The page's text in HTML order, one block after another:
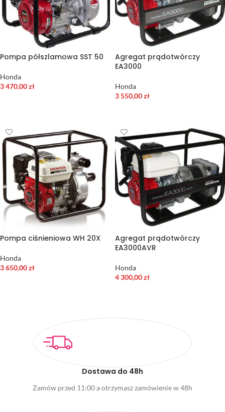
Pompa półszlamowa SST 50
Honda
3 470,00zł
Agregat prądotwórczy
EA3000
Honda
3 550,00zł
Pompa ciśnieniowa WH 20X
Honda
3 650,00zł
Agregat prądotwórczy
EA3000AVR
Honda
4 300,00zł
Dostawa do 48h
Zamów przed 11:00 a otrzymasz zamówienie w 48h